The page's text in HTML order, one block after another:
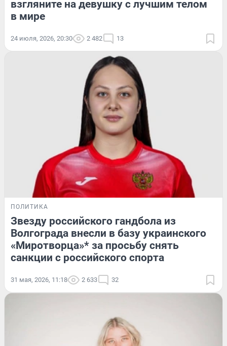
взгляните на девушку с лучшим телом
в мире
24 июля, 2026, 20:30 2 482 13
ПОЛИТИКА
Звезду российского гандбола из
Волгограда внесли в базу украинского
«Миротворца»* за просьбу снять
санкции с российского спорта
31 мая, 2026, 11:18 2 633 32